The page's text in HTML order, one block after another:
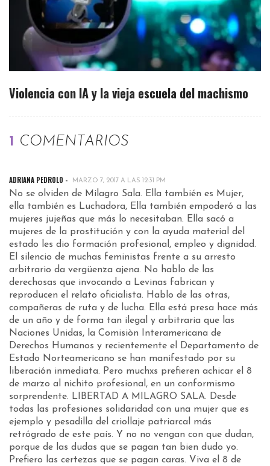
Violencia con IA y la vieja escuela del machismo
1 COMENTARIOS
ADRIANA PEDROLO - MARZO 7, 2017 A LAS 12:31 PM
No se olviden de Milagro Sala. Ella también es Mujer,
ella también es Luchadora, Ella también empoderó a las
mujeres jujeñas que más lo necesitaban. Ella sacó a
mujeres de la prostitución y con la ayuda material del
estado les dio formación profesional, empleo y dignidad.
El silencio de muchas feministas frente a su arresto
arbitrario da vergüenza ajena. No hablo de las
derechosas que invocando a Levinas fabrican y
reproducen el relato oficialista. Hablo de las otras,
compañeras de ruta y de lucha. Ella está presa hace más
de un año y de forma tan ilegal y arbitraria que las
Naciones Unidas, la Comisiòn Interamericana de
Derechos Humanos y recientemente el Departamento de
Estado Norteamericano se han manifestado por su
liberación inmediata. Pero muchxs prefieren achicar el 8
de marzo al nichito profesional, en un conformismo
sorprendente. LIBERTAD A MILAGRO SALA. Desde
todas las profesiones solidaridad con una mujer que es
ejemplo y pesadilla del criollaje patriarcal más
retrógrado de este país. Y no no vengan con que dudan,
porque de las dudas que se pagan tan bien dudo yo.
Prefiero las certezas que se pagan caras. Viva el 8 de